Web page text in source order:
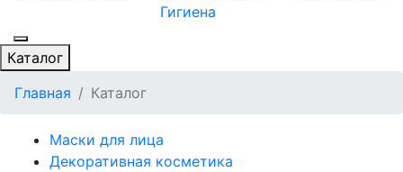
Гигиена
Каталог
Главная
Каталог
Маски для лица
Декоративная косметика